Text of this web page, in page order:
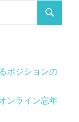
ポジションの
ンライン忘年